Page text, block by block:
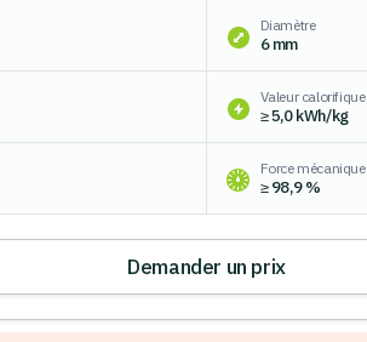
Diamètre
6 mm
Valeur calorifique
≥ 5,0 kWh/kg
Force mécanique
≥ 98,9 %
Demander un prix